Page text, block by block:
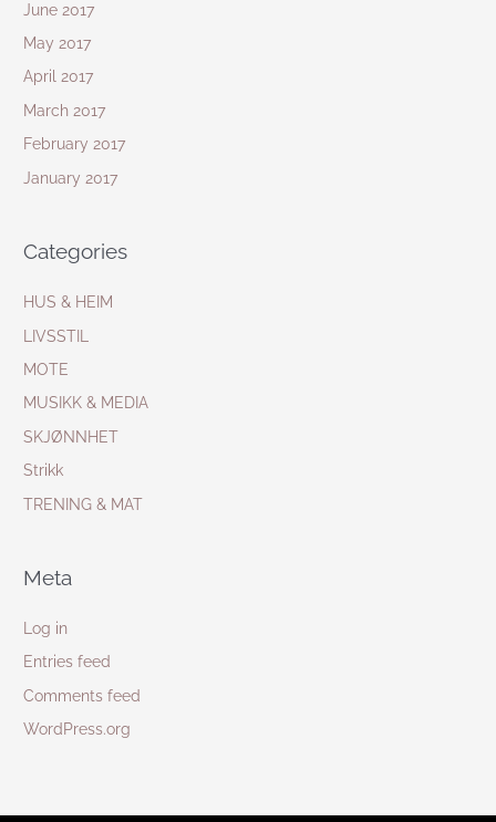
June 2017
May 2017
April 2017
March 2017
February 2017
January 2017
Categories
HUS & HEIM
LIVSSTIL
MOTE
MUSIKK & MEDIA
SKJØNNHET
Strikk
TRENING & MAT
Meta
Log in
Entries feed
Comments feed
WordPress.org